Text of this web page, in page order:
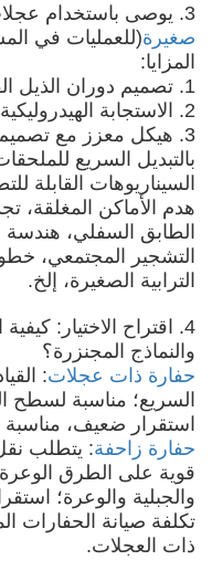
3. يوصى باستخدام عجلات بوزن 4 أطنان
صغيرة(للعمليات في
المزايا:
1. تصميم دوران الذيل القصير، مع مرونة قوية.
2. الاستجابة الهيدروليكية سريعة والصيانة مريحة.
3. هيكل معزز مع
بالتبديل السريع
السيناريوهات القابلة
هدم الأماكن المغلقة،
الطابق السفلي، هندسة
التشجير المجتمعي،
الترابية الصغيرة، إلخ.
4. اقتراح الاختيار:
والنماذج المجنزرة؟
حفارة ذات عجلات:
السريع؛ مناسبة لسطح
استقرار ضعيف، مناسبة
حفارة زاحفة: يتطلب
قوية على الطرق
والجبلية والوعرة؛
تكلفة صيانة الحفارات
ذات العجلات.